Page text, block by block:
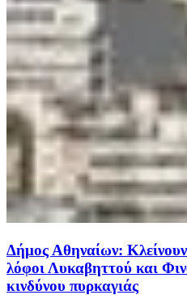
Δήμος Αθηναίων:
λόφοι Λυκαβηττού και
κινδύνου πυρκαγιάς